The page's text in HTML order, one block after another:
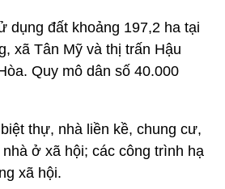
dụng đất khoảng 197,2 ha tại
xã Tân Mỹ và thị trấn Hậu
Quy mô dân số 40.000
thự, nhà liền kề, chung cư,
ở xã hội; các công trình hạ
xã hội.